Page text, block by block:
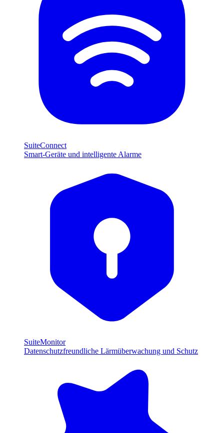
SuiteConnect
Smart-Geräte und intelligente Alarme
SuiteMonitor
Datenschutzfreundliche Lärmüberwachung und Schutz